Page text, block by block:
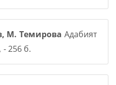
М. Темирова Адабият
- 256 б.